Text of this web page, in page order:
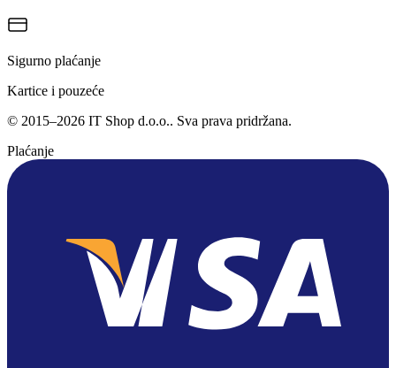
Sigurno plaćanje
Kartice i pouzeće
© 2015–2026 IT Shop d.o.o.. Sva prava pridržana.
Plaćanje